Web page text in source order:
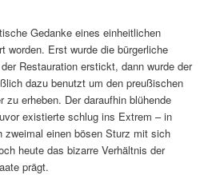
Gedanke eines einheitlichen
worden. Erst wurde die bürgerliche
Restauration erstickt, dann wurde der
dazu benutzt um den preußischen
zu erheben. Der daraufhin blühende
existierte schlug ins Extrem – in
zweimal einen bösen Sturz mit sich
heute das bizarre Verhältnis der
prägt.